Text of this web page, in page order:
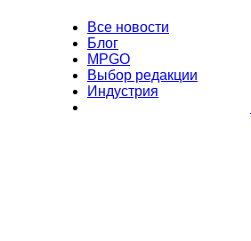
Все новости
Блог
MPGO
Выбор редакции
Индустрия